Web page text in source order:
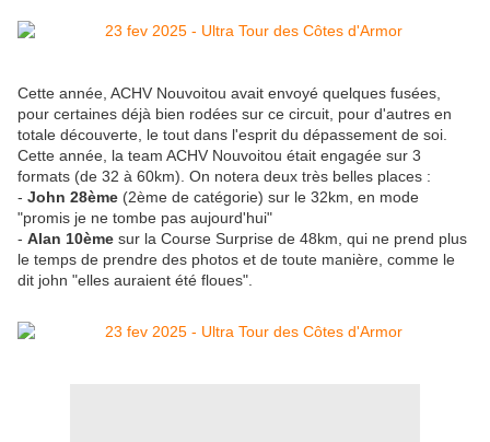
Cette année, ACHV Nouvoitou avait envoyé quelques fusées,
pour certaines déjà bien rodées sur ce circuit, pour d'autres en
totale découverte, le tout dans l'esprit du dépassement de soi.
Cette année, la team ACHV Nouvoitou était engagée sur 3
formats (de 32 à 60km). On notera deux très belles places :
- John 28ème (2ème de catégorie) sur le 32km, en mode
"promis je ne tombe pas aujourd'hui"
- Alan 10ème sur la Course Surprise de 48km, qui ne prend plus
le temps de prendre des photos et de toute manière, comme le
dit john "elles auraient été floues".